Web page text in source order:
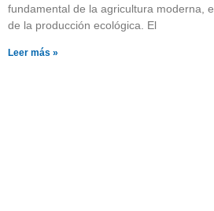
fundamental de la agricultura moderna,
de la producción ecológica. El
Leer más »